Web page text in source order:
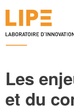
Les
et du